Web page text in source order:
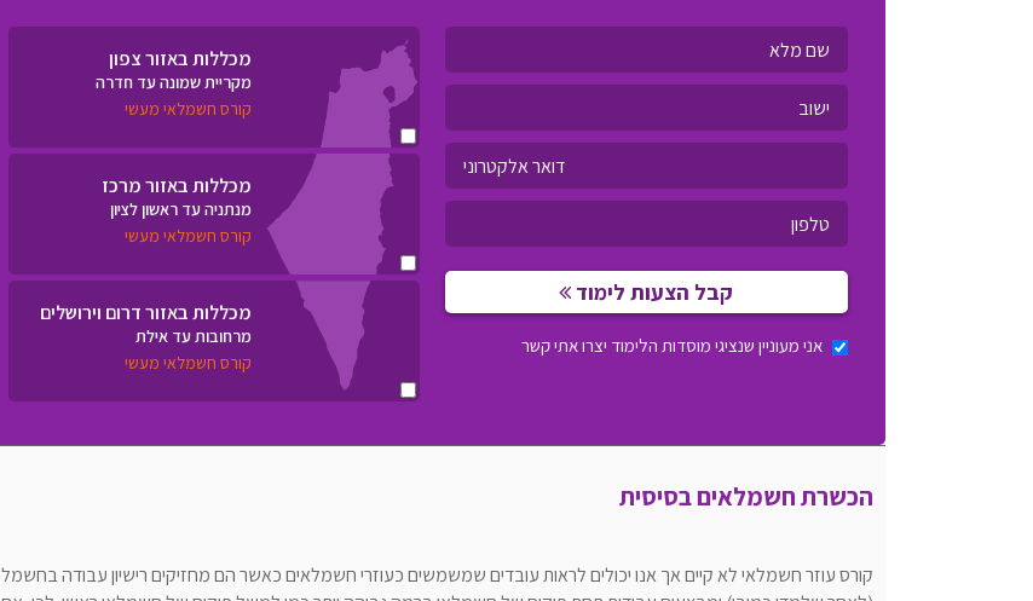
מכללות באזור צפון
מקריית שמונה עד חדרה
קורס חשמלאי מעשי
מכללות באזור מרכז
מנתניה עד ראשון לציון
קורס חשמלאי מעשי
מכללות באזור דרום וירושלים
מרחובות עד אילת
קורס חשמלאי מעשי
קבל הצעות לימוד
אני מעוניין שנציגי מוסדות הלימוד יצרו אתי קשר
הכשרת חשמלאים בסיסית
קורס עוזר חשמלאי לא קיים אך אנו יכולים לראות עובדים שמשמשים כעוזרי חשמלאים כאשר הם מחזיקים רישיון עבודה בחשמל